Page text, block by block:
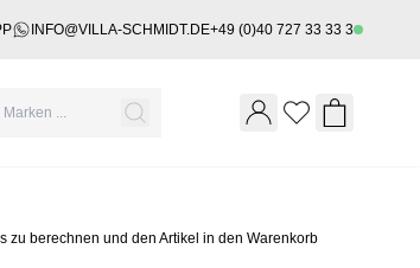
INFO@VILLA-SCHMIDT.DE+49 (0)40 727 33 33 3
Wishlist
zu berechnen und den Artikel in den Warenkorb